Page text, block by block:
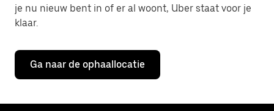
je nu nieuw bent in of er al woont, Uber staat voor je
klaar.
Ga naar de ophaallocatie